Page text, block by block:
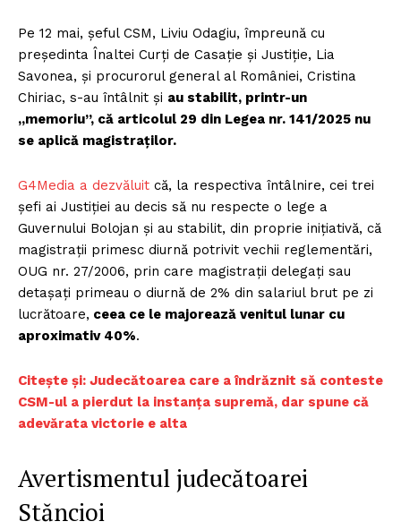
Pe 12 mai, șeful CSM, Liviu Odagiu, împreună cu
președinta Înaltei Curți de Casație și Justiție, Lia
Savonea, și procurorul general al României, Cristina
Chiriac, s-au întâlnit și au stabilit, printr-un
„memoriu”, că articolul 29 din Legea nr. 141/2025 nu
se aplică magistraților.
G4Media a dezvăluit că, la respectiva întâlnire, cei trei
șefi ai Justiției au decis să nu respecte o lege a
Guvernului Bolojan și au stabilit, din proprie inițiativă, că
magistrații primesc diurnă potrivit vechii reglementări,
OUG nr. 27/2006, prin care magistrații delegați sau
detașați primeau o diurnă de 2% din salariul brut pe zi
lucrătoare, ceea ce le majorează venitul lunar cu
aproximativ 40%.
Citește și: Judecătoarea care a îndrăznit să conteste
CSM-ul a pierdut la instanța supremă, dar spune că
adevărata victorie e alta
Avertismentul judecătoarei
Stăncioi